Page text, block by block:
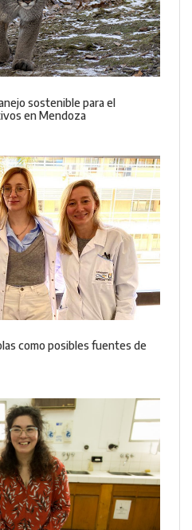
sostenible para el
en Mendoza
como posibles fuentes de